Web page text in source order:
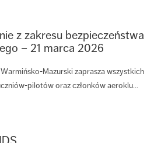
z zakresu bezpieczeństwa
– 21 marca 2026
Mazurski zaprasza wszystkich
pilotów oraz członków aeroklu...